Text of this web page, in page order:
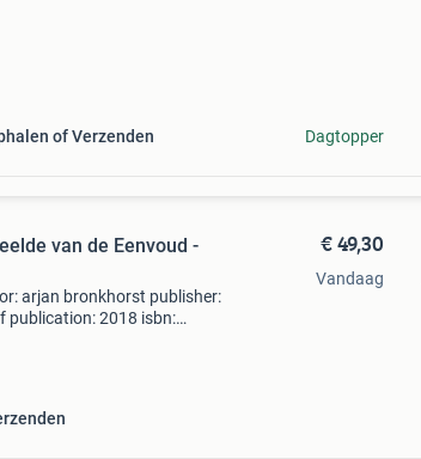
of Verzenden Dagtopper
van de Eenvoud -
arjan bronkhorst publisher:
publication: 2018 isbn:
€ 49,30
Vandaag